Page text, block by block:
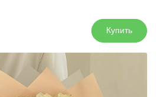
Купить